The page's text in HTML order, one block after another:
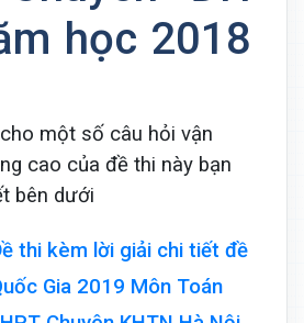
học 2018
một số câu hỏi vận
cao của đề thi này bạn
bên dưới
thi kèm lời giải chi tiết đề
Gia 2019 Môn Toán